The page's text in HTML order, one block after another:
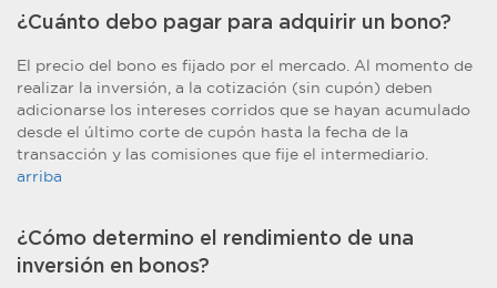
¿Cuánto debo pagar para adquirir un bono?
El precio del bono es fijado por el mercado. Al momento de
realizar la inversión, a la cotización (sin cupón) deben
adicionarse los intereses corridos que se hayan acumulado
desde el último corte de cupón hasta la fecha de la
transacción y las comisiones que fije el intermediario.
arriba
¿Cómo determino el rendimiento de una
inversión en bonos?